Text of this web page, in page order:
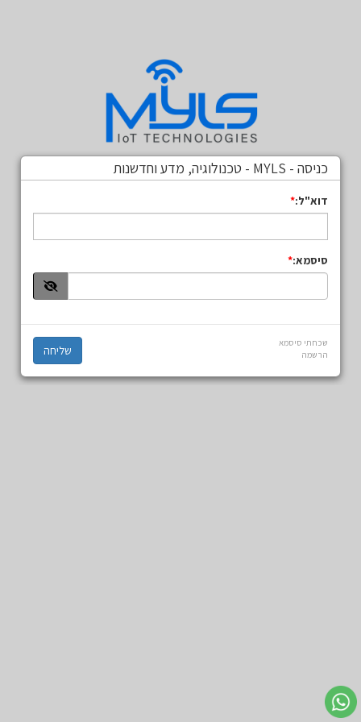
כניסה - MYLS - טכנולוגיה, מדע וחדשנות
דוא"ל:
סיסמא:
שכחתי סיסמא
הרשמה